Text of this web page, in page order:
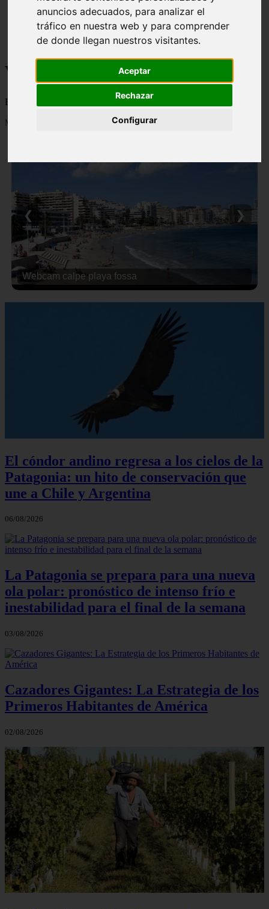
anuncios adecuados, para analizar el
tráfico en nuestra web y para comprender
de donde llegan nuestros visitantes.
Aceptar
Rechazar
Configurar
monumentos
naturaleza
san
tenerife
Viajes a la Patagonia
Blog sobre la Patagonia en particular y sobre turismo en general
Mostrando 1 - 24 de 478 artículos
Webcam calpe playa fossa
❮ ❯
El cóndor andino regresa a los cielos de la
Patagonia: un hito de conservación que
une a Chile y Argentina
06/08/2026
La Patagonia se prepara para una nueva
ola polar: pronóstico de intenso frío e
inestabilidad para el final de la semana
03/08/2026
Cazadores Gigantes: La Estrategia de los
Primeros Habitantes de América
02/08/2026